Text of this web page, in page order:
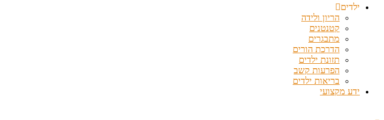
ילדים
הריון ולידה
קטנטנים
מתבגרים
הדרכת הורים
תזונת ילדים
הפרעות קשב
בריאות ילדים
ידע מקצועי